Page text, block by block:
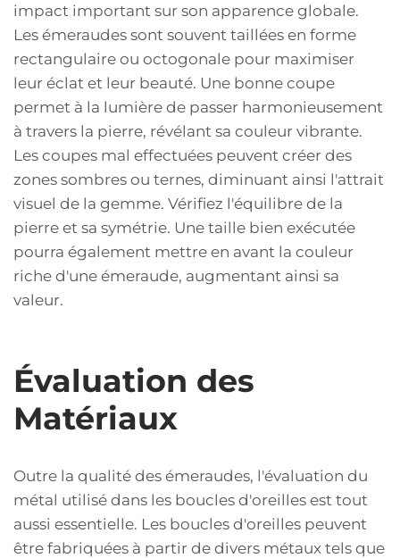
impact important sur son apparence globale.
Les émeraudes sont souvent taillées en forme
rectangulaire ou octogonale pour maximiser
leur éclat et leur beauté. Une bonne coupe
permet à la lumière de passer harmonieusement
à travers la pierre, révélant sa couleur vibrante.
Les coupes mal effectuées peuvent créer des
zones sombres ou ternes, diminuant ainsi l'attrait
visuel de la gemme. Vérifiez l'équilibre de la
pierre et sa symétrie. Une taille bien exécutée
pourra également mettre en avant la couleur
riche d'une émeraude, augmentant ainsi sa
valeur.
Évaluation des
Matériaux
Outre la qualité des émeraudes, l'évaluation du
métal utilisé dans les boucles d'oreilles est tout
aussi essentielle. Les boucles d'oreilles peuvent
être fabriquées à partir de divers métaux tels que